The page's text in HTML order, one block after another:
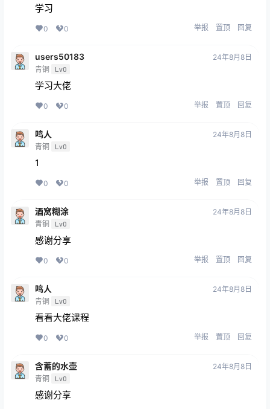
学习
0 0 举报 置顶 回复
users50183
青铜 Lv0
24年8月8日
学习大佬
0 0 举报 置顶 回复
鸣人
青铜 Lv0
24年8月8日
1
0 0 举报 置顶 回复
酒窝糊涂
青铜 Lv0
24年8月8日
感谢分享
0 0 举报 置顶 回复
鸣人
青铜 Lv0
24年8月8日
看看大佬课程
0 0 举报 置顶 回复
含蓄的水壶
青铜 Lv0
24年8月8日
感谢分享